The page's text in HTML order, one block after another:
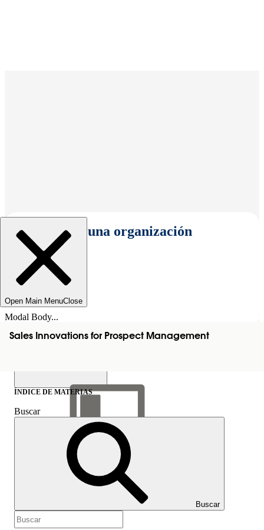
Seleccionar una organización
Open Main MenuClose
Modal Body...
Sales Innovations for Prospect Management
Mostrar índice de
materias
Índice de materias
ÍNDICE DE MATERIAS
Buscar
Buscar